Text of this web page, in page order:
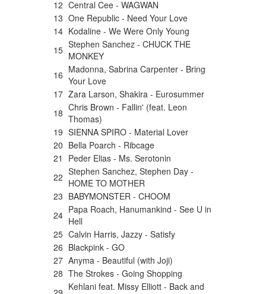
12 Central Cee - WAGWAN
13 One Republic - Need Your Love
14 Kodaline - We Were Only Young
15 Stephen Sanchez - CHUCK THE
MONKEY
16 Madonna, Sabrina Carpenter - Bring
Your Love
17 Zara Larson, Shakira - Eurosummer
18 Chris Brown - Fallin' (feat. Leon
Thomas)
19 SIENNA SPIRO - Material Lover
20 Bella Poarch - Ribcage
21
Peder Elias - Ms. Serotonin
22 Stephen Sanchez, Stephen Day -
HOME TO MOTHER
23 BABYMONSTER - CHOOM
24 Papa Roach, Hanumankind - See U in
Hell
25 ⁠Calvin Harris, Jazzy - Satisfy
26 Blackpink - GO
27 Anyma - Beautiful (with Joji)
28 The Strokes - Going Shopping
Kehlani feat. Missy Elliott - Back and